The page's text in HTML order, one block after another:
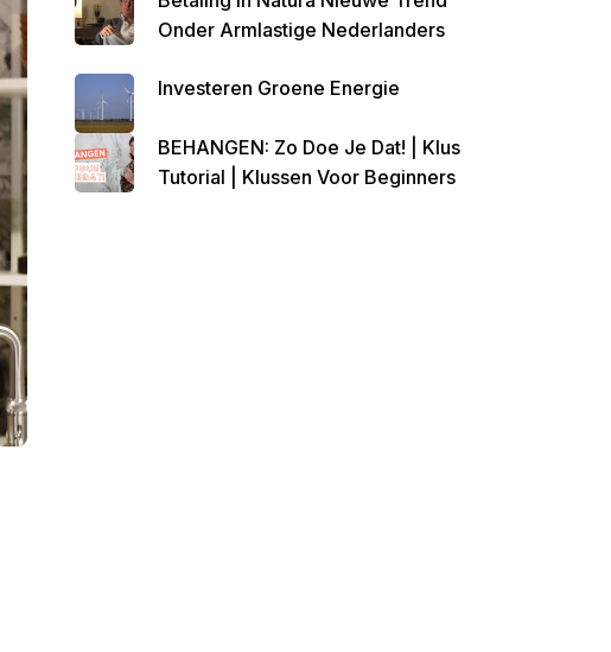
Onder Armlastige Nederlanders
Investeren Groene Energie
BEHANGEN: Zo Doe Je Dat! | Klus
Tutorial | Klussen Voor Beginners